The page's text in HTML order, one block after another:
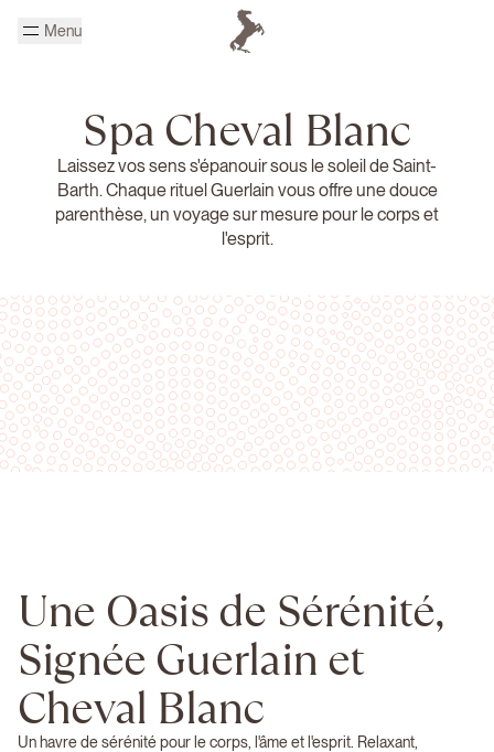
Menu
Spa Cheval Blanc
Laissez vos sens s'épanouir sous le soleil de Saint-
Barth. Chaque rituel Guerlain vous offre une douce
parenthèse, un voyage sur mesure pour le corps et
l'esprit.
Une Oasis de Sérénité,
Signée Guerlain et
Cheval Blanc
Un havre de sérénité pour le corps, l'âme et l'esprit. Relaxant,